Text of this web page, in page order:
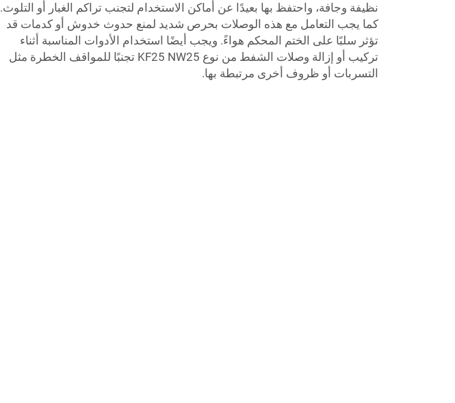
نظيفة وجافة، واحتفظ بها بعيدًا عن أماكن الاستخدام لتجنب تراكم الغبار أو التلوث.
كما يجب التعامل مع هذه الوصلات بحرص شديد لمنع حدوث خدوش أو كدمات قد
تؤثر سلبًا على الختم المحكم هواءً. ويجب أيضًا استخدام الأدوات المناسبة أثناء
تركيب أو إزالة وصلات الشفط من نوع KF25 NW25 تجنبًا للمواقف الخطرة مثل
التسربات أو ظروف أخرى مرتبطة بها.